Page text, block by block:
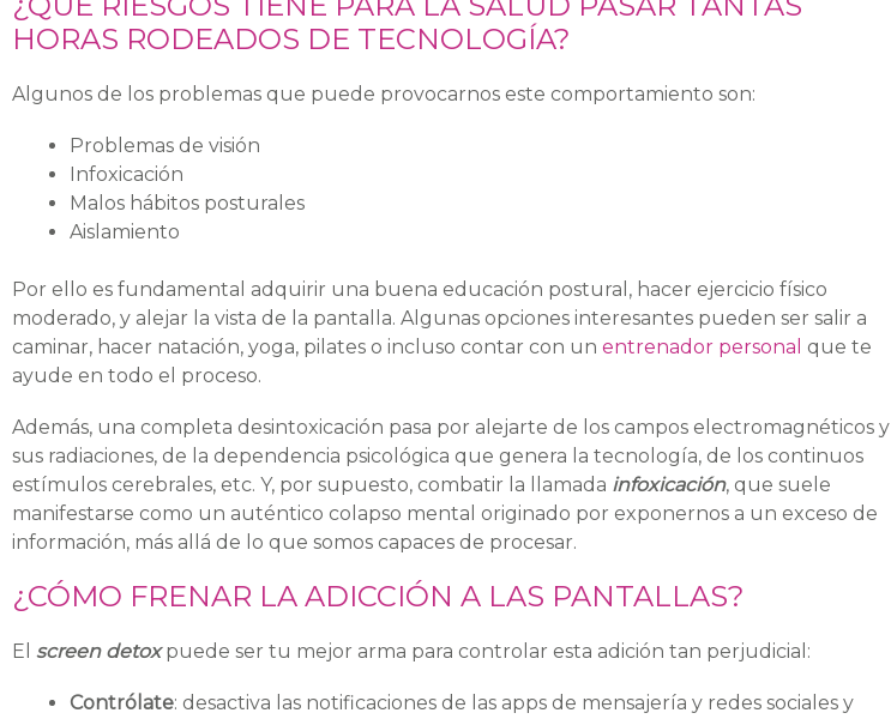
HORAS RODEADOS DE TECNOLOGÍA?
Algunos de los problemas que puede provocarnos este comportamiento son:
Problemas de visión
Infoxicación
Malos hábitos posturales
Aislamiento
Por ello es fundamental adquirir una buena educación postural, hacer ejercicio físico
moderado, y alejar la vista de la pantalla. Algunas opciones interesantes pueden ser salir a
caminar, hacer natación, yoga, pilates o incluso contar con un entrenador personal que te
ayude en todo el proceso.
Además, una completa desintoxicación pasa por alejarte de los campos electromagnéticos y
sus radiaciones, de la dependencia psicológica que genera la tecnología, de los continuos
estímulos cerebrales, etc. Y, por supuesto, combatir la llamada infoxicación, que suele
manifestarse como un auténtico colapso mental originado por exponernos a un exceso de
información, más allá de lo que somos capaces de procesar.
¿CÓMO FRENAR LA ADICCIÓN A LAS PANTALLAS?
El screen detoxpuede ser tu mejor arma para controlar esta adición tan perjudicial:
Contrólate: desactiva las notificaciones de las apps de mensajería y redes sociales y